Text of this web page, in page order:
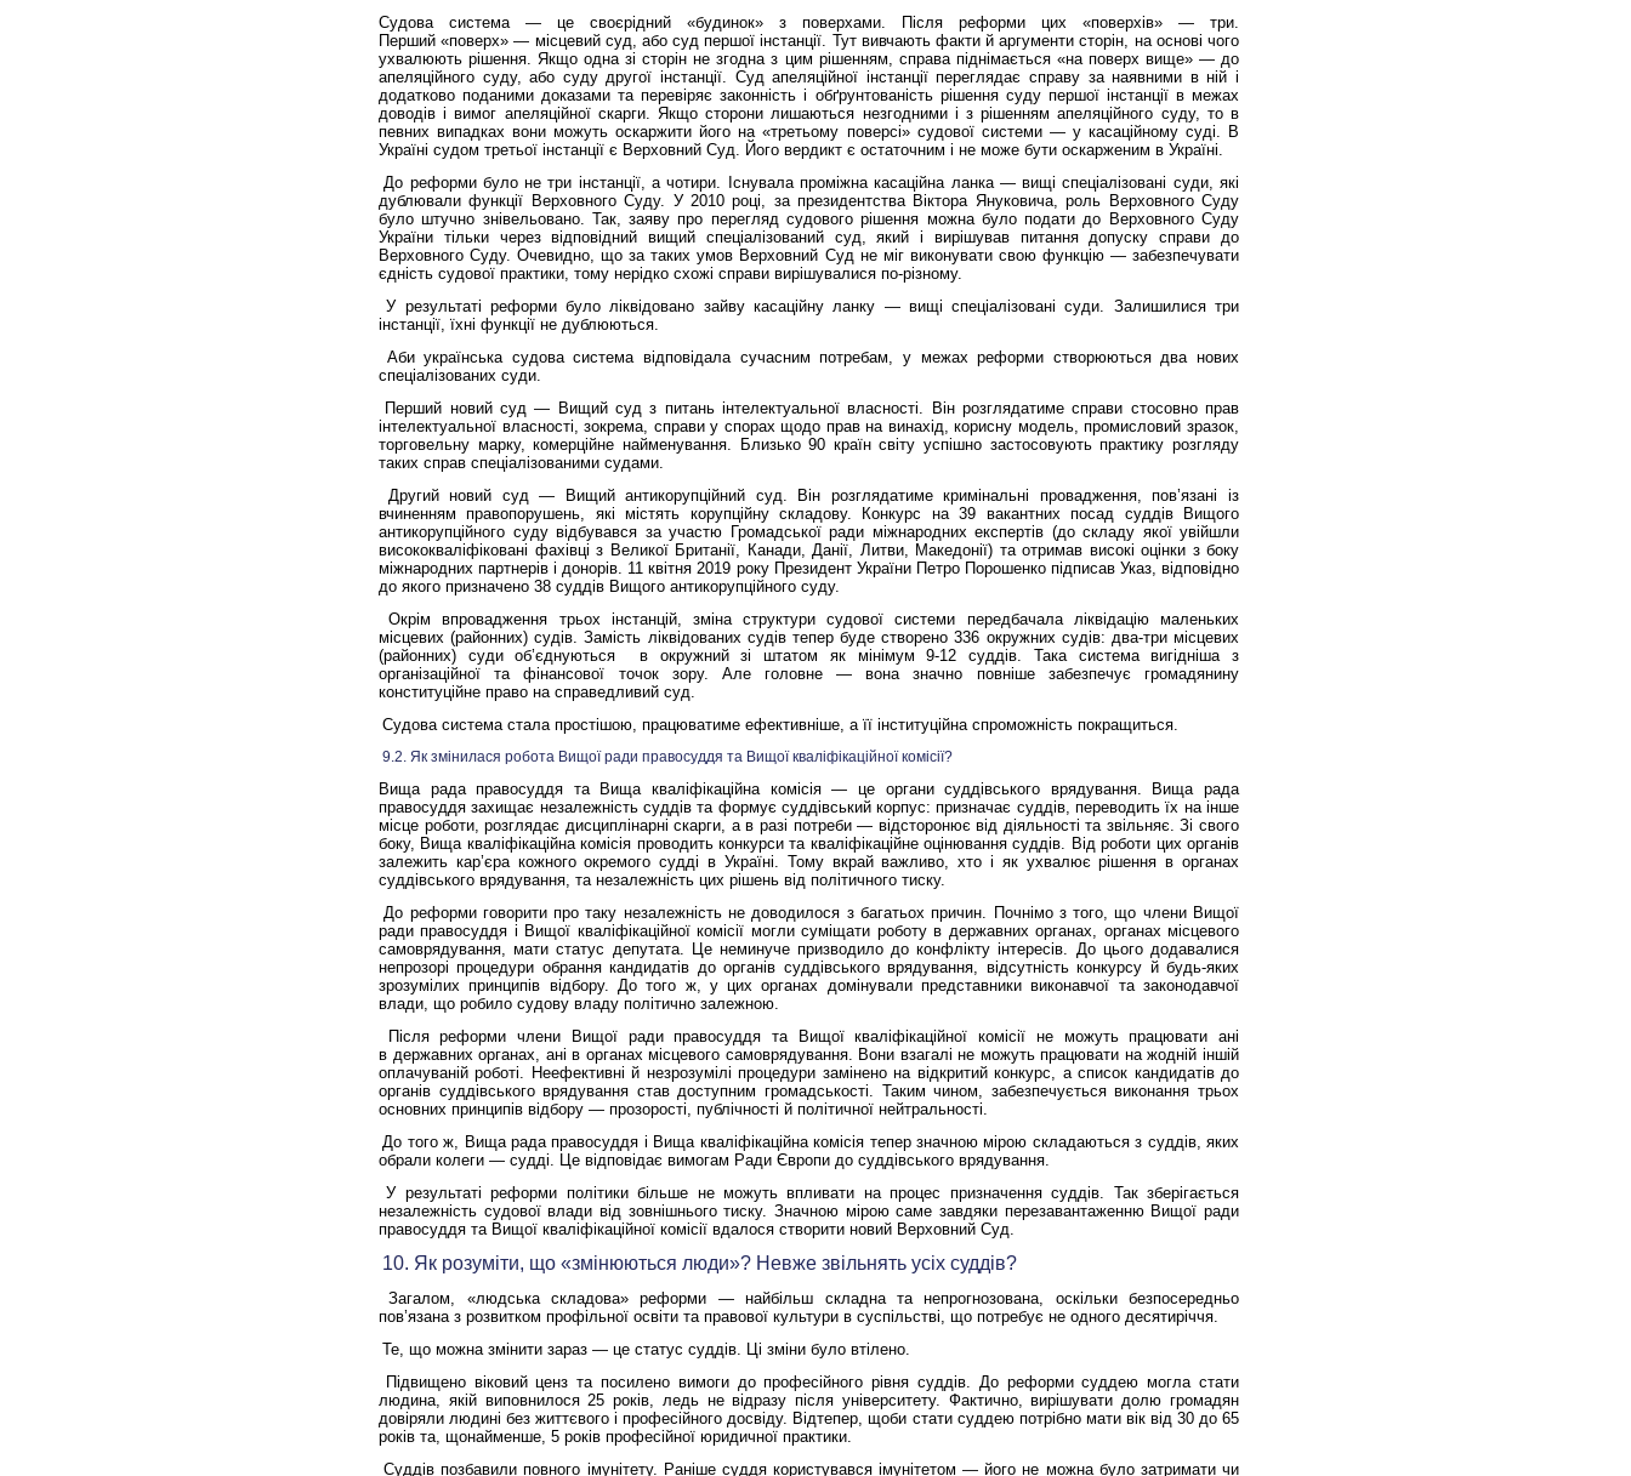
Судова система — це своєрідний «будинок» з поверхами. Після реформи цих «поверхів» — три.
Перший «поверх» — місцевий суд, або суд першої інстанції. Тут вивчають факти й аргументи сторін, на основі чого
ухвалюють рішення. Якщо одна зі сторін не згодна з цим рішенням, справа піднімається «на поверх вище» — до
апеляційного суду, або суду другої інстанції. Суд апеляційної інстанції переглядає справу за наявними в ній і
додатково поданими доказами та перевіряє законність і обґрунтованість рішення суду першої інстанції в межах
доводів і вимог апеляційної скарги. Якщо сторони лишаються незгодними і з рішенням апеляційного суду, то в
певних випадках вони можуть оскаржити його на «третьому поверсі» судової системи — у касаційному суді. В
Україні судом третьої інстанції є Верховний Суд. Його вердикт є остаточним і не може бути оскарженим в Україні.
До реформи було не три інстанції, а чотири. Існувала проміжна касаційна ланка — вищі спеціалізовані суди, які
дублювали функції Верховного Суду. У 2010 році, за президентства Віктора Януковича, роль Верховного Суду
було штучно знівельовано. Так, заяву про перегляд судового рішення можна було подати до Верховного Суду
України тільки через відповідний вищий спеціалізований суд, який і вирішував питання допуску справи до
Верховного Суду. Очевидно, що за таких умов Верховний Суд не міг виконувати свою функцію — забезпечувати
єдність судової практики, тому нерідко схожі справи вирішувалися по-різному.
У результаті реформи було ліквідовано зайву касаційну ланку — вищі спеціалізовані суди. Залишилися три
інстанції, їхні функції не дублюються.
Аби українська судова система відповідала сучасним потребам, у межах реформи створюються два нових
спеціалізованих суди.
Перший новий суд — Вищий суд з питань інтелектуальної власності. Він розглядатиме справи стосовно прав
інтелектуальної власності, зокрема, справи у спорах щодо прав на винахід, корисну модель, промисловий зразок,
торговельну марку, комерційне найменування. Близько 90 країн світу успішно застосовують практику розгляду
таких справ спеціалізованими судами.
Другий новий суд — Вищий антикорупційний суд. Він розглядатиме кримінальні провадження, пов’язані із
вчиненням правопорушень, які містять корупційну складову. Конкурс на 39 вакантних посад суддів Вищого
антикорупційного суду відбувався за участю Громадської ради міжнародних експертів (до складу якої увійшли
висококваліфіковані фахівці з Великої Британії, Канади, Данії, Литви, Македонії) та отримав високі оцінки з боку
міжнародних партнерів і донорів. 11 квітня 2019 року Президент України Петро Порошенко підписав Указ, відповідно
до якого призначено 38 суддів Вищого антикорупційного суду.
Окрім впровадження трьох інстанцій, зміна структури судової системи передбачала ліквідацію маленьких
місцевих (районних) судів. Замість ліквідованих судів тепер буде створено 336 окружних судів: два-три місцевих
(районних) суди
об’єднуються
в окружний зі штатом як мінімум 9-12 суддів. Така система вигідніша з
організаційної та фінансової точок зору. Але головне — вона значно повніше забезпечує громадянину
конституційне право на справедливий суд.
Судова система стала простішою, працюватиме ефективніше, а її інституційна спроможність покращиться.
9.2. Як змінилася робота Вищої ради правосуддя та Вищої кваліфікаційної комісії?
Вища рада правосуддя та Вища кваліфікаційна комісія — це органи суддівського врядування. Вища рада
правосуддя захищає незалежність суддів та формує суддівський корпус: призначає суддів, переводить їх на інше
місце роботи, розглядає дисциплінарні скарги, а в разі потреби — відсторонює від діяльності та звільняє. Зі свого
боку, Вища кваліфікаційна комісія проводить конкурси та кваліфікаційне оцінювання суддів. Від роботи цих органів
залежить кар’єра кожного окремого судді в Україні. Тому вкрай важливо, хто і як ухвалює рішення в органах
суддівського врядування, та незалежність цих рішень від політичного тиску.
До реформи говорити про таку незалежність не доводилося з багатьох причин. Почнімо з того, що члени Вищої
ради правосуддя і Вищої кваліфікаційної комісії могли суміщати роботу в державних органах, органах місцевого
самоврядування, мати статус депутата. Це неминуче призводило до конфлікту інтересів. До цього додавалися
непрозорі процедури обрання кандидатів до органів суддівського врядування, відсутність конкурсу й будь-яких
зрозумілих принципів відбору. До того ж, у цих органах домінували представники виконавчої та законодавчої
влади, що робило судову владу політично залежною.
Після реформи члени Вищої ради правосуддя та Вищої кваліфікаційної комісії не можуть працювати ані
в державних органах, ані в органах місцевого самоврядування. Вони взагалі не можуть працювати на жодній іншій
оплачуваній роботі. Неефективні й незрозумілі процедури замінено на відкритий конкурс, а список кандидатів до
органів суддівського врядування став доступним громадськості. Таким чином, забезпечується виконання трьох
основних принципів відбору — прозорості, публічності й політичної нейтральності.
До того ж, Вища рада правосуддя і Вища кваліфікаційна комісія тепер значною мірою складаються з суддів, яких
обрали колеги — судді. Це відповідає вимогам Ради Європи до суддівського врядування.
У результаті реформи політики більше не можуть впливати на процес призначення суддів. Так зберігається
незалежність судової влади від зовнішнього тиску. Значною мірою саме завдяки перезавантаженню Вищої ради
правосуддя та Вищої кваліфікаційної комісії вдалося створити новий Верховний Суд.
10. Як розуміти, що «змінюються люди»? Невже звільнять усіх суддів?
Загалом, «людська складова» реформи — найбільш складна та непрогнозована, оскільки безпосередньо
пов’язана з розвитком профільної освіти та правової культури в суспільстві, що потребує не одного десятиріччя.
Те, що можна змінити зараз — це статус суддів. Ці зміни було втілено.
Підвищено віковий ценз та посилено вимоги до професійного рівня суддів. До реформи суддею могла стати
людина, якій виповнилося 25 років, ледь не відразу після університету. Фактично, вирішувати долю громадян
довіряли людині без життєвого і професійного досвіду. Відтепер, щоби стати суддею потрібно мати вік від 30 до 65
років та, щонайменше, 5 років професійної юридичної практики.
Суддів позбавили повного імунітету. Раніше суддя користувався імунітетом — його не можна було затримати чи